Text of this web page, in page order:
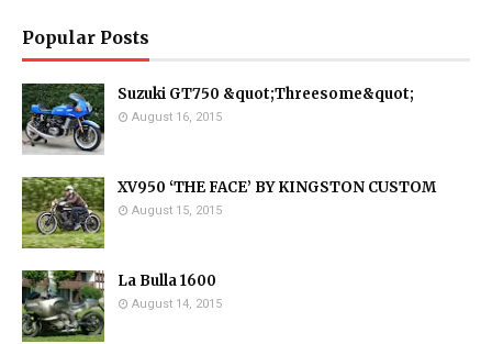
Popular Posts
Suzuki GT750 &quot;Threesome&quot;
August 16, 2015
XV950 ‘THE FACE’ BY KINGSTON CUSTOM
August 15, 2015
La Bulla 1600
August 14, 2015